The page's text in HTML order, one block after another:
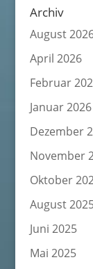
Archiv
August
April 2026
Februar
Januar 2026
Dezember
November
Oktober
August
Juni 2025
Mai 2025